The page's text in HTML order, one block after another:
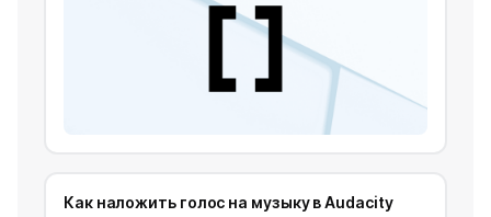
Как наложить голос на музыку в Audacity